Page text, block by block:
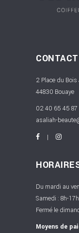
CONTACT
2 Place du
44830 Bouaye
02 40 65 45 87
asaliah-
Du mardi au
Samedi : 8h-17h
Fermé le
Moyens de